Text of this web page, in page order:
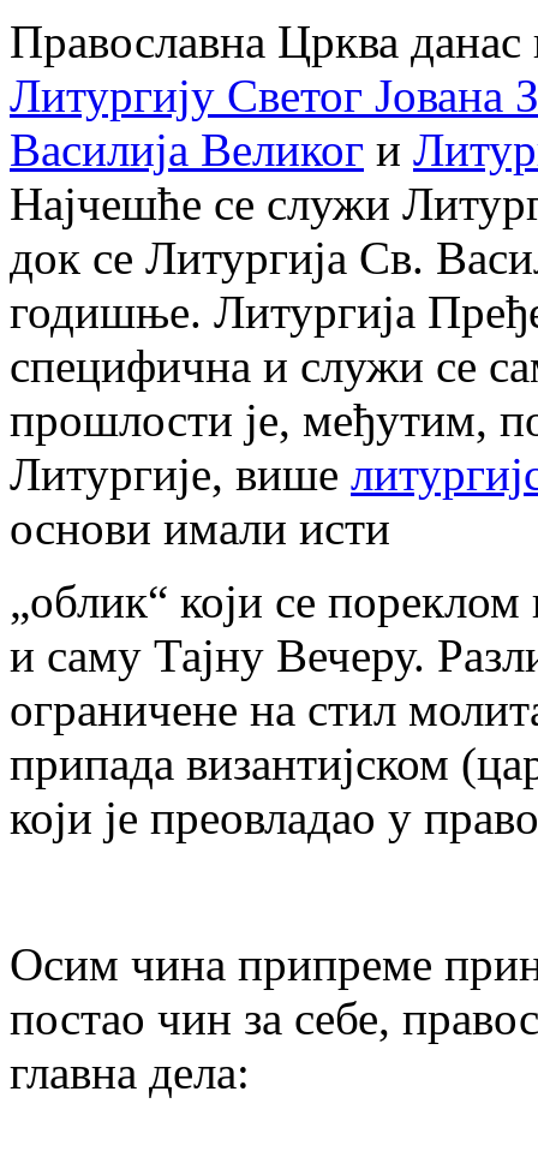
Православна Црква
Литургију Светог Јована
Василија Великог и
Најчешће се служи
док се Литургија Св.
годишње. Литургија
специфична и служи се
прошлости је, међутим,
Литургије, више
основи имали исти
„облик“ који се пореклом
и саму Тајну Вечеру.
ограничене на стил
припада византијском
који је преовладао у
Осим чина припреме
постао чин за себе,
главна дела: